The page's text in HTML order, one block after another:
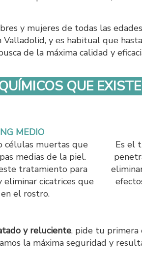
y mujeres de todas las
y es habitual que
de la máxima calidad y
QUE
MEDIO
células muertas que
medias de la piel.
tratamiento para
eliminar cicatrices que
el rostro.
Es el
y reluciente, pide tu primera
la máxima seguridad y